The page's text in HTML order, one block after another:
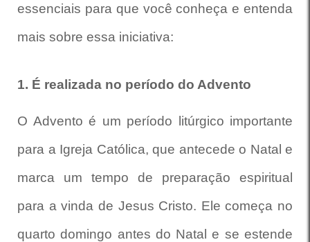
essenciais para que você conheça e entenda
mais sobre essa iniciativa:
1. É realizada no período do Advento
O Advento é um período litúrgico importante
para a Igreja Católica, que antecede o Natal e
marca um tempo de preparação espiritual
para a vinda de Jesus Cristo. Ele começa no
quarto domingo antes do Natal e se estende